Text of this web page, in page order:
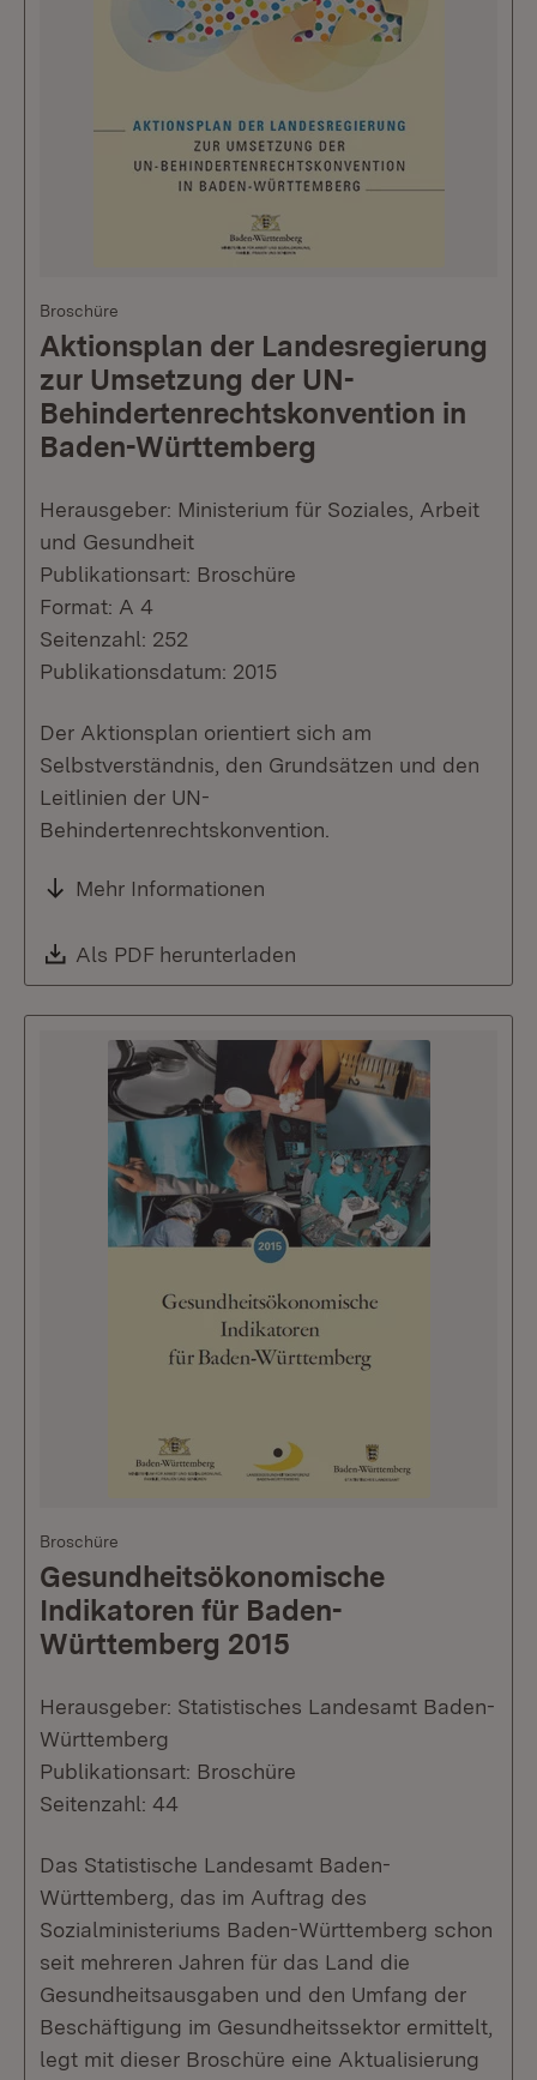
Broschüre
Aktionsplan der Landesregierung
zur Umsetzung der UN-
Behindertenrechtskonvention in
Baden-Württemberg
Herausgeber: Ministerium für Soziales, Arbeit
und Gesundheit
Publikationsart: Broschüre
Format: A 4
Seitenzahl: 252
Publikationsdatum: 2015
Der Aktionsplan orientiert sich am
Selbstverständnis, den Grundsätzen und den
Leitlinien der UN-
Behindertenrechtskonvention.
Mehr Informationen
Download:
Als PDF herunterladen
Broschüre
Gesundheitsökonomische
Indikatoren für Baden-
Württemberg 2015
Herausgeber: Statistisches Landesamt Baden-
Württemberg
Publikationsart: Broschüre
Seitenzahl: 44
Das Statistische Landesamt Baden-
Württemberg, das im Auftrag des
Sozialministeriums Baden-Württemberg schon
seit mehreren Jahren für das Land die
Gesundheitsausgaben und den Umfang der
Beschäftigung im Gesundheitssektor ermittelt,
legt mit dieser Broschüre eine Aktualisierung